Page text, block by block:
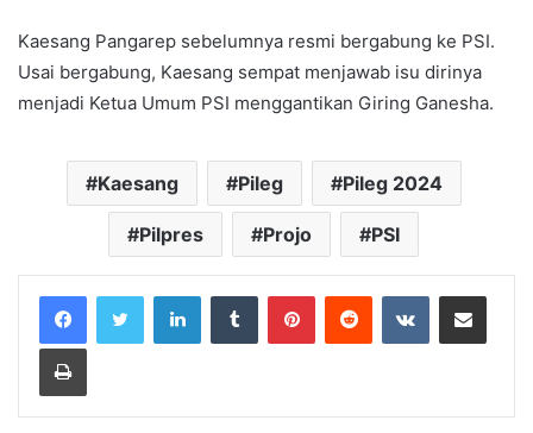
Kaesang Pangarep sebelumnya resmi bergabung ke PSI.
Usai bergabung, Kaesang sempat menjawab isu dirinya
menjadi Ketua Umum PSI menggantikan Giring Ganesha.
Kaesang Pileg Pileg 2024
Pilpres Projo PSI
LinkedInTumblr PinterestReddit VKontakteShare via Email
Print